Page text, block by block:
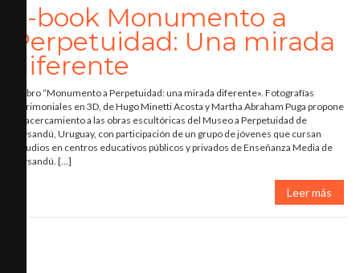
e-book Monumento a
Perpetuidad: Una mirada
diferente
El libro “Monumento a Perpetuidad: una mirada diferente». Fotografías
Patrimoniales en 3D, de Hugo Minetti Acosta y Martha Abraham Puga propone
un acercamiento a las obras escultóricas del Museo a Perpetuidad de
Paysandú, Uruguay, con participación de un grupo de jóvenes que cursan
estudios en centros educativos públicos y privados de Enseñanza Media de
Paysandú. […]
Leer más